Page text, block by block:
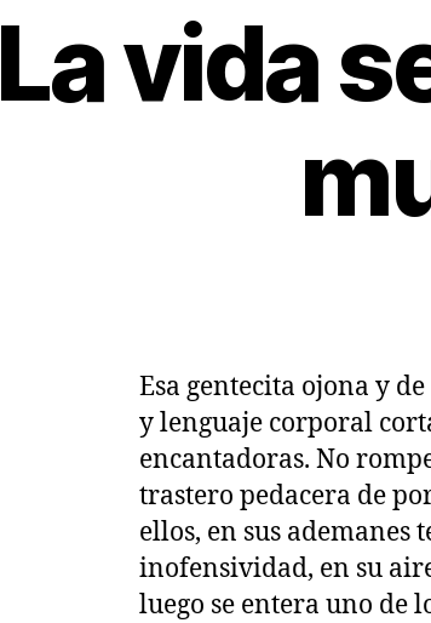
La vida
Esa gentecita ojona y
y lenguaje corporal
encantadoras. No
trastero pedacera de
ellos, en sus ademanes
inofensividad, en su
luego se entera uno de